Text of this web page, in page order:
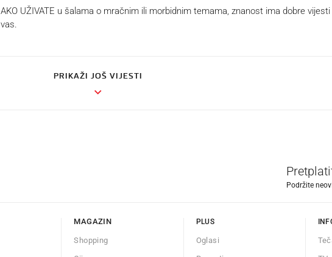
AKO UŽIVATE u šalama o mračnim ili morbidnim temama, znanost ima dobre vijesti
vas.
PRIKAŽI JOŠ VIJESTI
Podržite
MAGAZIN
Shopping
PLUS
Oglasi